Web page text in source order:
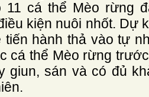
11 cá thể Mèo rừng
kiện nuôi nhốt. Dự
tiến hành thả vào tự
cá thể Mèo rừng
giun, sán và có đủ